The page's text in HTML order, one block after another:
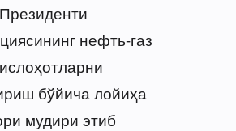
нефть-газ
бўйича лойиҳа
мудири этиб